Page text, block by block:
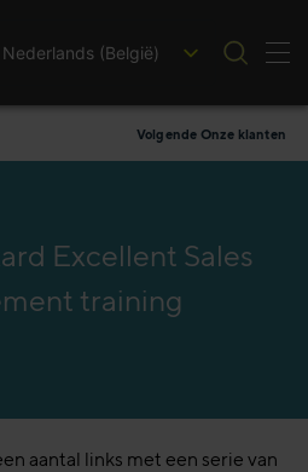
Nederlands (België)
Volgende Onze klanten
Excellent Sales
training
aantal links met een serie van